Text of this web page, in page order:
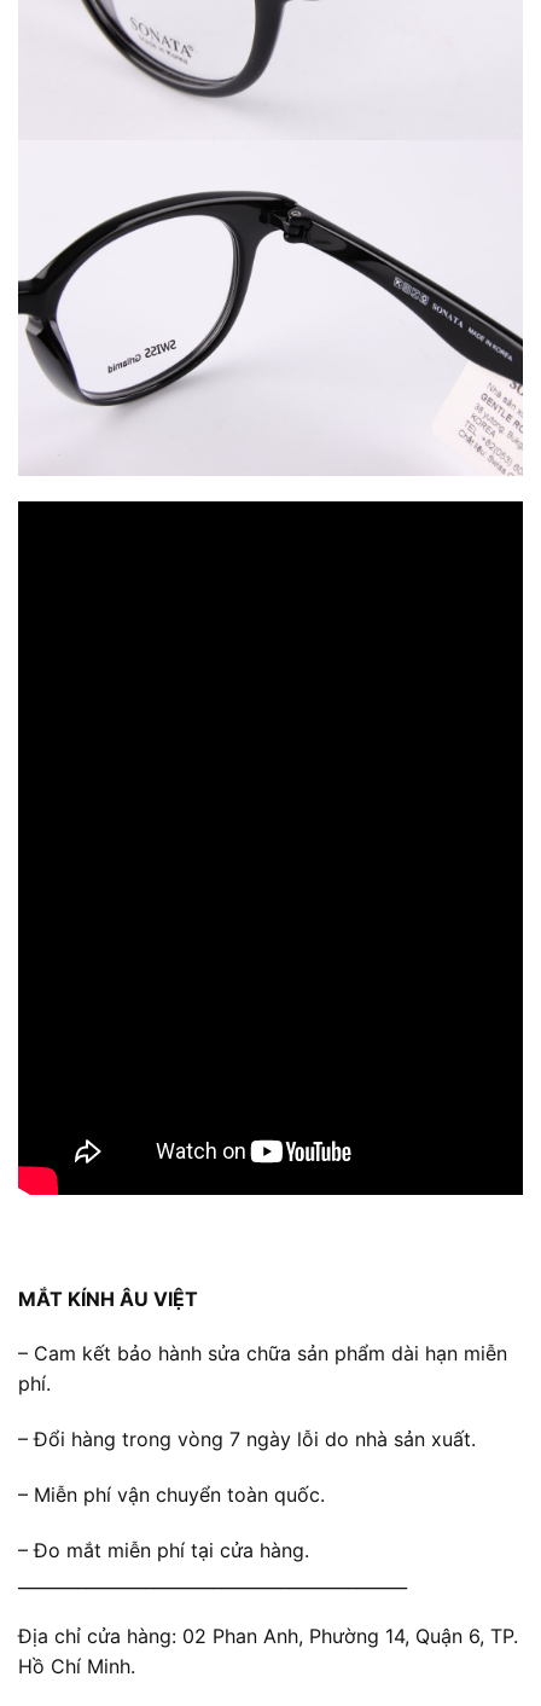
MẮT KÍNH ÂU VIỆT
– Cam kết bảo hành sửa chữa sản phẩm dài hạn miễn
phí.
– Đổi hàng trong vòng 7 ngày lỗi do nhà sản xuất.
– Miễn phí vận chuyển toàn quốc.
– Đo mắt miễn phí tại cửa hàng.
Địa chỉ cửa hàng: 02 Phan Anh, Phường 14, Quận 6, TP.
Hồ Chí Minh.